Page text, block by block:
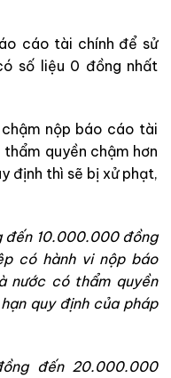
cáo tài chính để sử
số liệu 0 đồng nhất
nộp báo cáo tài
quyền chậm hơn
định thì sẽ bị xử phạt,
10.000.000 đồng
có hành vi nộp báo
nước có thẩm quyền
quy định của pháp
đến 20.000.000